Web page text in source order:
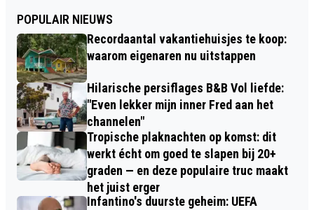
POPULAIR NIEUWS
Recordaantal vakantiehuisjes te koop:
waarom eigenaren nu uitstappen
Hilarische persiflages B&B Vol liefde:
"Even lekker mijn inner Fred aan het
channelen"
Tropische plaknachten op komst: dit
werkt écht om goed te slapen bij 20+
graden — en deze populaire truc maakt
het juist erger
Infantino's duurste geheim: UEFA